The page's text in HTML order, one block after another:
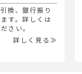
換、銀行振り
す。詳しくは
さい。
詳しく見る≫